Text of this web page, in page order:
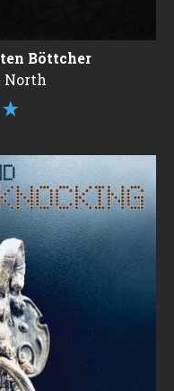
Böttcher
North